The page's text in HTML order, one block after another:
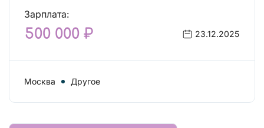
Зарплата:
500 000 ₽ 23.12.2025
Москва Другое